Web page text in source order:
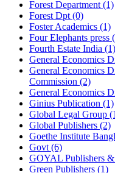
Forest Department (1)
Forest Dpt (0)
Foster Academics (1)
Four Elephants press
Fourth Estate India (1)
General Economics
General Economics
Commission (2)
General Economics
Ginius Publication (1)
Global Legal Group
Global Publishers (2)
Goethe Institute
Govt (6)
GOYAL Publishers
Green Publishers (1)